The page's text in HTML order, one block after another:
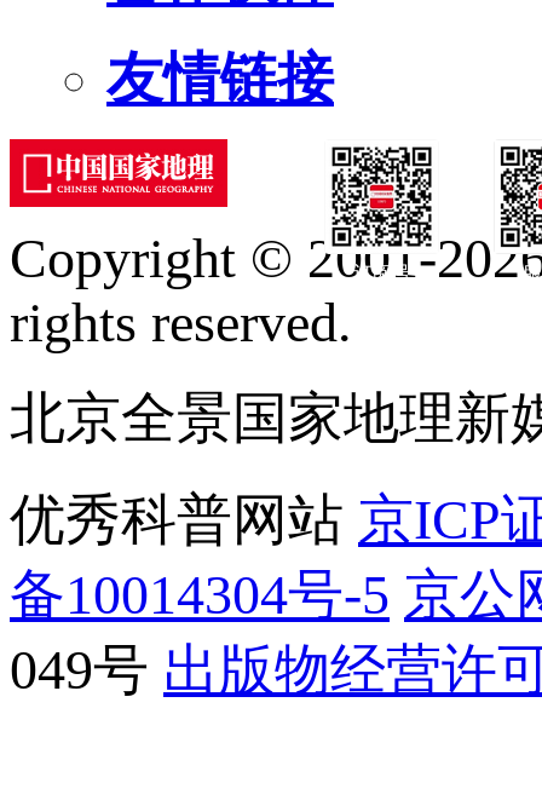
友情链接
订阅号
Copyright © 2001-
rights reserved.
北京全景国家地理新
优秀科普网站 京ICP
备10014304号-5 京公
049号 出版物经营许